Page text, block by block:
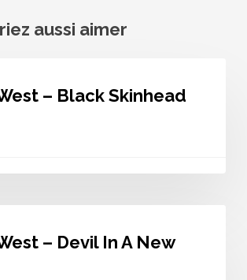
aussi aimer
– Black Skinhead
– Devil In A New